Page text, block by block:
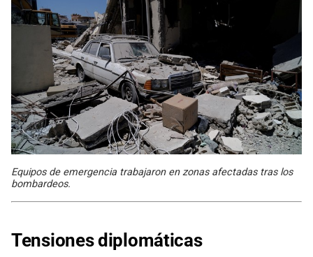
Equipos de emergencia trabajaron en zonas afectadas tras los
bombardeos.
Tensionesdiplomáticas